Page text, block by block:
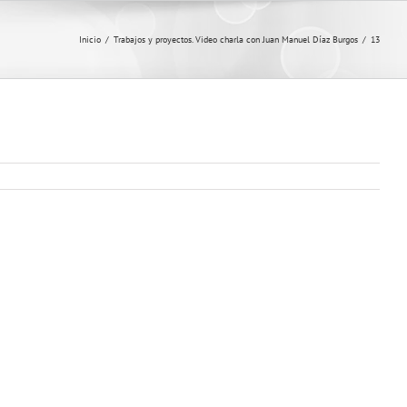
Inicio / Trabajos y proyectos. Video charla con Juan Manuel Díaz Burgos / 13